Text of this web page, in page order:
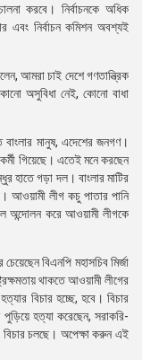
করবে। নির্বাচনকে অধিক
এবং নির্বাচন কমিশন অবশ্যই
আমরা চাই দেশে গণতান্ত্রিক
অসুবিধা নেই, কোনো বাধা
মানুষ, এদেশের জনগণ।
গিয়েছে। এতেই মনে করছেন
হাতে গড়া দল। বাংলার মাটির
লীগ কচু পাতার পানি
অন্দোলন করে আওয়ামী লীগকে
বিএনপি মহাসচিব মির্জা
থাকতে আওয়ামী লীগের
বিচার হচ্ছে, হবে। বিচার
হত্যা করেছেন, সরাকরি-
চলছে। অপেক্ষা করুন এই